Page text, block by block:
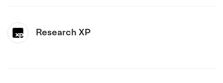
Research XP